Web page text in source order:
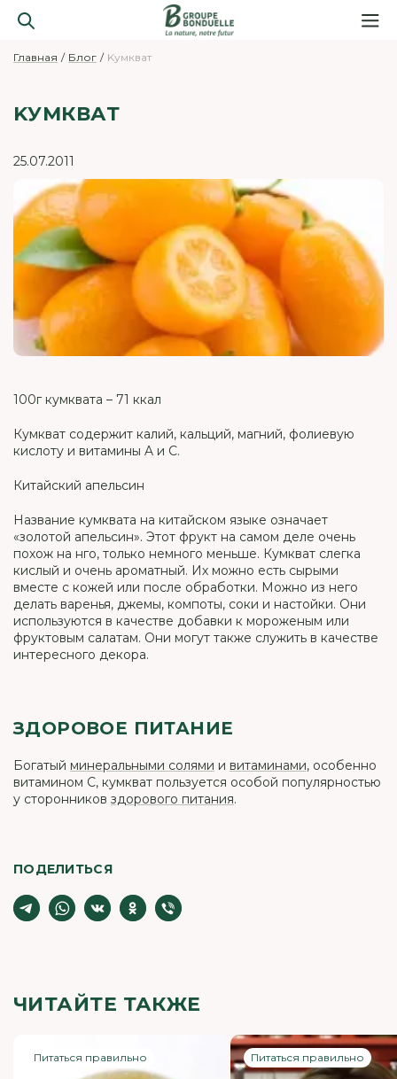
Главная Блог Kумкват
KУМКВАТ
25.07.2011
100г кумквата – 71 ккал
Кумкват содержит калий, кальций, магний, фолиевую
кислоту и витамины A и C.
Китайский апельсин
Название кумквата на китайском языке означает
«золотой апельсин». Этот фрукт на самом деле очень
похож на нго, только немного меньше. Кумкват слегка
кислый и очень ароматный. Их можно есть сырыми
вместе с кожей или после обработки. Можно из него
делать варенья, джемы, компоты, соки и настойки. Они
используются в качестве добавки к мороженым или
фруктовым салатам. Они могут также служить в качестве
интересного декора.
ЗДОРОВОЕ ПИТАНИЕ
Богатый минеральными солями и витаминами, особенно
витамином С, кумкват пользуется особой популярностью
у сторонников здорового питания.
ПОДЕЛИТЬСЯ
ЧИТАЙТЕ ТАКЖЕ
Питаться правильно Питаться правильно